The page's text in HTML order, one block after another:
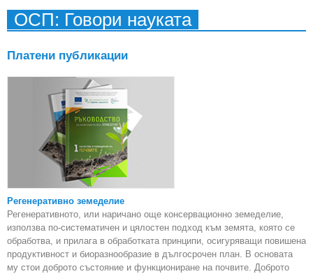
ОСП: Говори науката
Платени публикации
Регенеративно земеделие
Регенеративното, или наричано още консервационно земеделие,
използва по-систематичен и цялостен подход към земята, която се
обработва, и прилага в обработката принципи, осигуряващи повишена
продуктивност и биоразнообразие в дългосрочен план. В основата
му стои доброто състояние и функциониране на почвите. Доброто